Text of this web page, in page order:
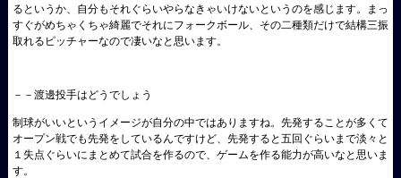
るというか、自分もそれぐらいやらなきゃいけないというのを感じます。まっ
すぐがめちゃくちゃ綺麗でそれにフォークボール、その二種類だけで結構三振
取れるピッチャーなので凄いなと思います。
－－渡邊投手はどうでしょう
制球がいいというイメージが自分の中ではありますね。先発することが多くて
オープン戦でも先発をしているんですけど、先発すると五回ぐらいまで淡々と
１失点ぐらいにまとめて試合を作るので、ゲームを作る能力が高いなと思いま
す。